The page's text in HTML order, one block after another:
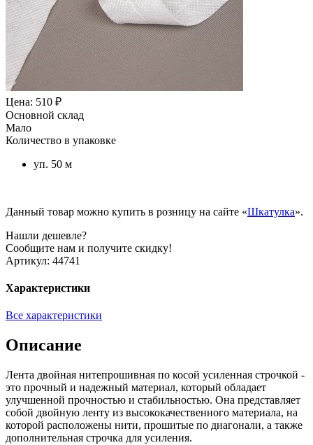
Цена: 510 ₽
Основной склад
Мало
Количество в упаковке
уп. 50 м
Данный товар можно купить в розницу на сайте «Шкатулка».
Нашли дешевле?
Сообщите нам и получите скидку!
Артикул: 44741
Характеристики
Все характеристики
Описание
Лента двойная нитепрошивная по косой усиленная строчкой -
это прочный и надежный материал, который обладает
улучшенной прочностью и стабильностью. Она представляет
собой двойную ленту из высококачественного материала, на
которой расположены нити, прошитые по диагонали, а также
дополнительная строчка для усиления.